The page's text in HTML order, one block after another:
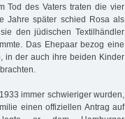
Tod des Vaters traten die vier
Jahre später schied Rosa als
den jüdischen Textilhändler
Das Ehepaar bezog eine
in der auch ihre beiden Kinder
immer schwieriger wurden,
einen offiziellen Antrag auf